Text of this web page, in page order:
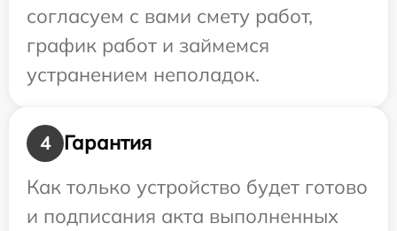
согласуем с вами смету работ,
график работ и займемся
устранением неполадок.
4
Гарантия
Как только устройство будет готово
и подписания акта выполненных